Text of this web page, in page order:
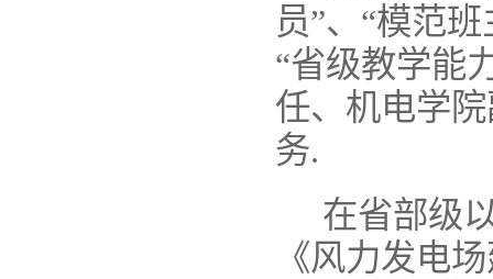
员”、 “模范班
“省级教学能
任、机电学
务.
在省部级
《风力发电